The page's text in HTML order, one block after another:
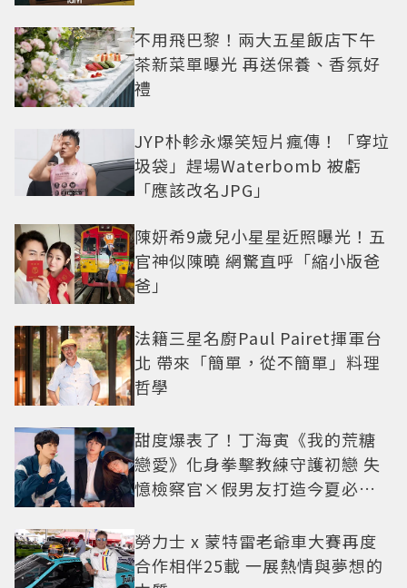
不用飛巴黎！兩大五星飯店下午
茶新菜單曝光 再送保養、香氛好
禮
JYP朴軫永爆笑短片瘋傳！「穿垃
圾袋」趕場Waterbomb 被虧
「應該改名JPG」
陳妍希9歲兒小星星近照曝光！五
官神似陳曉 網驚直呼「縮小版爸
爸」
法籍三星名廚Paul Pairet揮軍台
北 帶來「簡單，從不簡單」料理
哲學
甜度爆表了！丁海寅《我的荒糖
戀愛》化身拳擊教練守護初戀 失
憶檢察官×假男友打造今夏必看
勞力士 x 蒙特雷老爺車大賽再度
合作相伴25載 一展熱情與夢想的